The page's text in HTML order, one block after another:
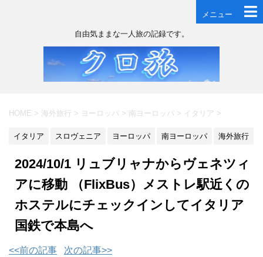
メニュー
自由気ままな一人旅の記録です。
HOME > 海外旅行 > ヨーロッパ > 南ヨーロッパ > イタリア >
イタリア スロヴェニア ヨーロッパ 南ヨーロッパ 海外旅行
2024/10/1 リュブリャナからヴェネツィ
アに移動 （FlixBus）メストレ駅近くの
ホステルにチェックインしてイタリア
国鉄で本島へ
<<前の記事 次の記事>>